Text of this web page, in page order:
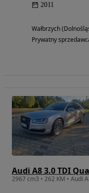
2011
Wałbrzych
Prywatny
Audi A8 3.0 TDI
2967 cm3 • 262 KM • Audi